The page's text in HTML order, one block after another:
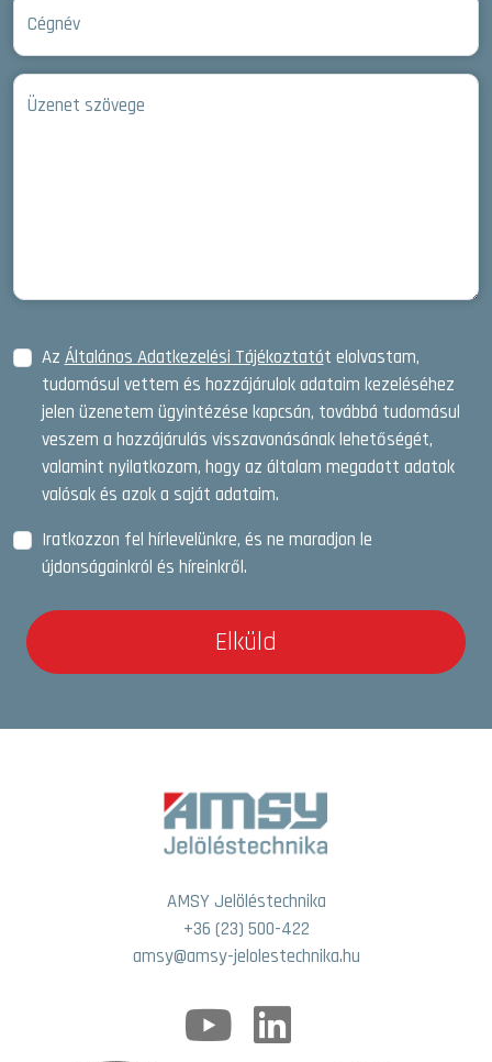
Cégnév
Üzenet szövege
Az Általános Adatkezelési Tájékoztatót elolvastam,
tudomásul vettem és hozzájárulok adataim kezeléséhez
jelen üzenetem ügyintézése kapcsán, továbbá tudomásul
veszem a hozzájárulás visszavonásának lehetőségét,
valamint nyilatkozom, hogy az általam megadott adatok
valósak és azok a saját adataim.
Iratkozzon fel hírlevelünkre, és ne maradjon le
újdonságainkról és híreinkről.
Elküld
AMSY Jelöléstechnika
+36 (23) 500-422
amsy@amsy-jelolestechnika.hu